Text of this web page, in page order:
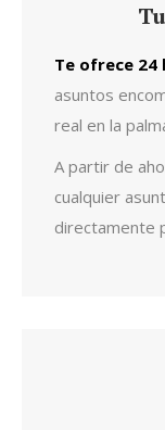
Te ofrece 24
asuntos
real en la
A partir de
cualquier
directamente